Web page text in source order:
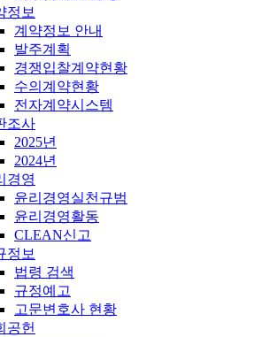
정보
계약정보 안내
발주계획
경쟁입찰계약현황
수의계약현황
전자계약시스템
조사
2025년
2024년
경영
윤리경영실천규범
윤리경영활동
CLEAN신고
정보
법령 검색
규정예고
고문변호사 현황
공헌